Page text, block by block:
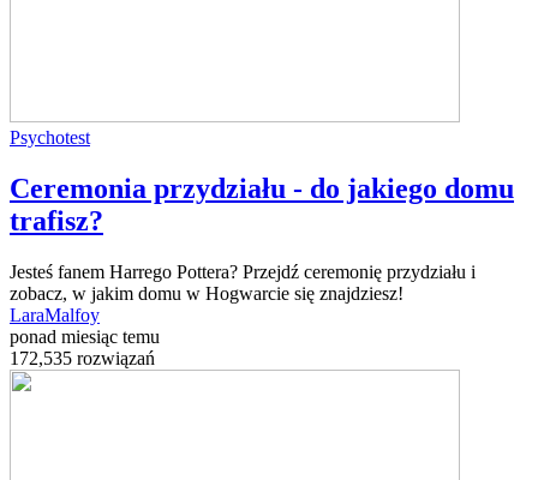
Psychotest
Ceremonia przydziału - do jakiego domu
trafisz?
Jesteś fanem Harrego Pottera? Przejdź ceremonię przydziału i
zobacz, w jakim domu w Hogwarcie się znajdziesz!
LaraMalfoy
ponad miesiąc temu
172,535 rozwiązań